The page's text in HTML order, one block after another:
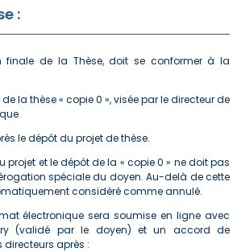
:
finale de la Thèse, doit se conformer à la
la thèse « copie 0 », visée par le directeur de
le dépôt du projet de thèse.
projet et le dépôt de la « copie 0 » ne doit pas
spéciale du doyen. Au-delà de cette
considéré comme annulé.
électronique sera soumise en ligne avec
(validé par le doyen) et un accord de
après :